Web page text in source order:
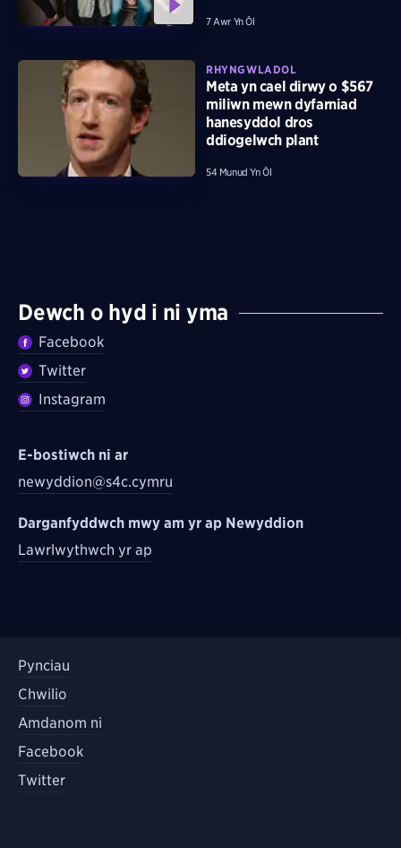
7 Awr Yn Ôl
RHYNGWLADOL
Meta yn cael dirwy o $567
miliwn mewn dyfarniad
hanesyddol dros
ddiogelwch plant
54 Munud Yn Ôl
Dewch o hyd i ni yma
Facebook
Twitter
Instagram
E-bostiwch ni ar
newyddion@s4c.cymru
Darganfyddwch mwy am yr ap Newyddion
Lawrlwythwch yr ap
Pynciau
Chwilio
Amdanom ni
Facebook
Twitter